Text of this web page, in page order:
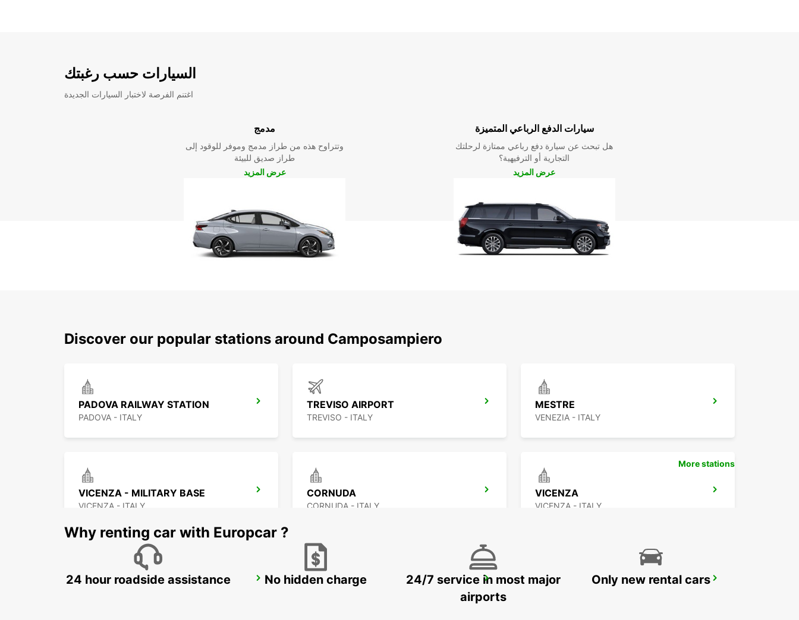
السيارات حسب رغبتك
اغتنم الفرصة لاختبار السيارات الجديدة
مدمج
وتتراوح هذه من طراز مدمج وموفر للوقود إلى
طراز صديق للبيئة
عرض المزيد
سيارات الدفع الرباعي المتميزة
هل تبحث عن سيارة دفع رباعي ممتازة لرحلتك
التجارية أو الترفيهية؟
عرض المزيد
Discover our popular stations around Camposampiero
PADOVA RAILWAY STATION
PADOVA - ITALY
TREVISO AIRPORT
TREVISO - ITALY
MESTRE
VENEZIA - ITALY
VICENZA - MILITARY BASE
VICENZA - ITALY
CORNUDA
CORNUDA - ITALY
VICENZA
VICENZA - ITALY
VENICE AIRPORT VENICE ROVIGO
More stations
Why renting car with Europcar ?
24 hour roadside assistance No hidden charge
24/7 service in most major
airports
Only new rental cars